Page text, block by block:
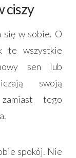
ciszy
się w sobie. O
te wszystkie
sen lub
swoją
tego
spokój. Nie